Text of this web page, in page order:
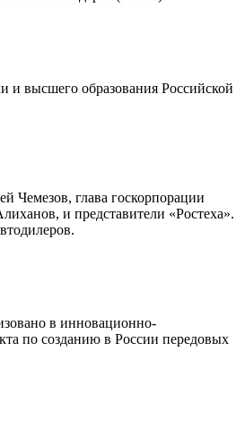
и высшего образования Российской
Чемезов, глава госкорпорации
и представители «Ростеха».
в инновационно-
по созданию в России передовых